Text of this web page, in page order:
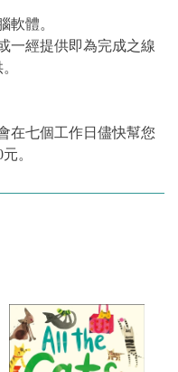
軟體。
一經提供即為完成之線
在七個工作日儘快幫您
。